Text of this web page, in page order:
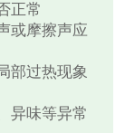
正常
或摩擦声应
部过热现象
异味等异常